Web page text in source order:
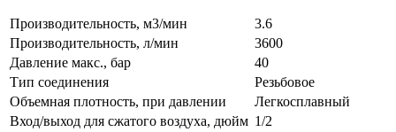
Производительность, м3/мин
3.6
Производительность, л/мин
3600
Давление макс., бар
40
Тип соединения
Резьбовое
Объемная плотность, при давлении
Легкосплавный
Вход/выход для сжатого воздуха, дюйм 1/2